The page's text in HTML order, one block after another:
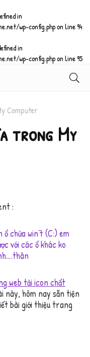
in
wp-config.phpon line94
in
wp-config.phpon line95
Computer
trong My
:
chứa win7 (C:) em
với các ổ khác ko
web tải icon chất
này, hôm nay sẵn tiện
bài giới thiệu trang